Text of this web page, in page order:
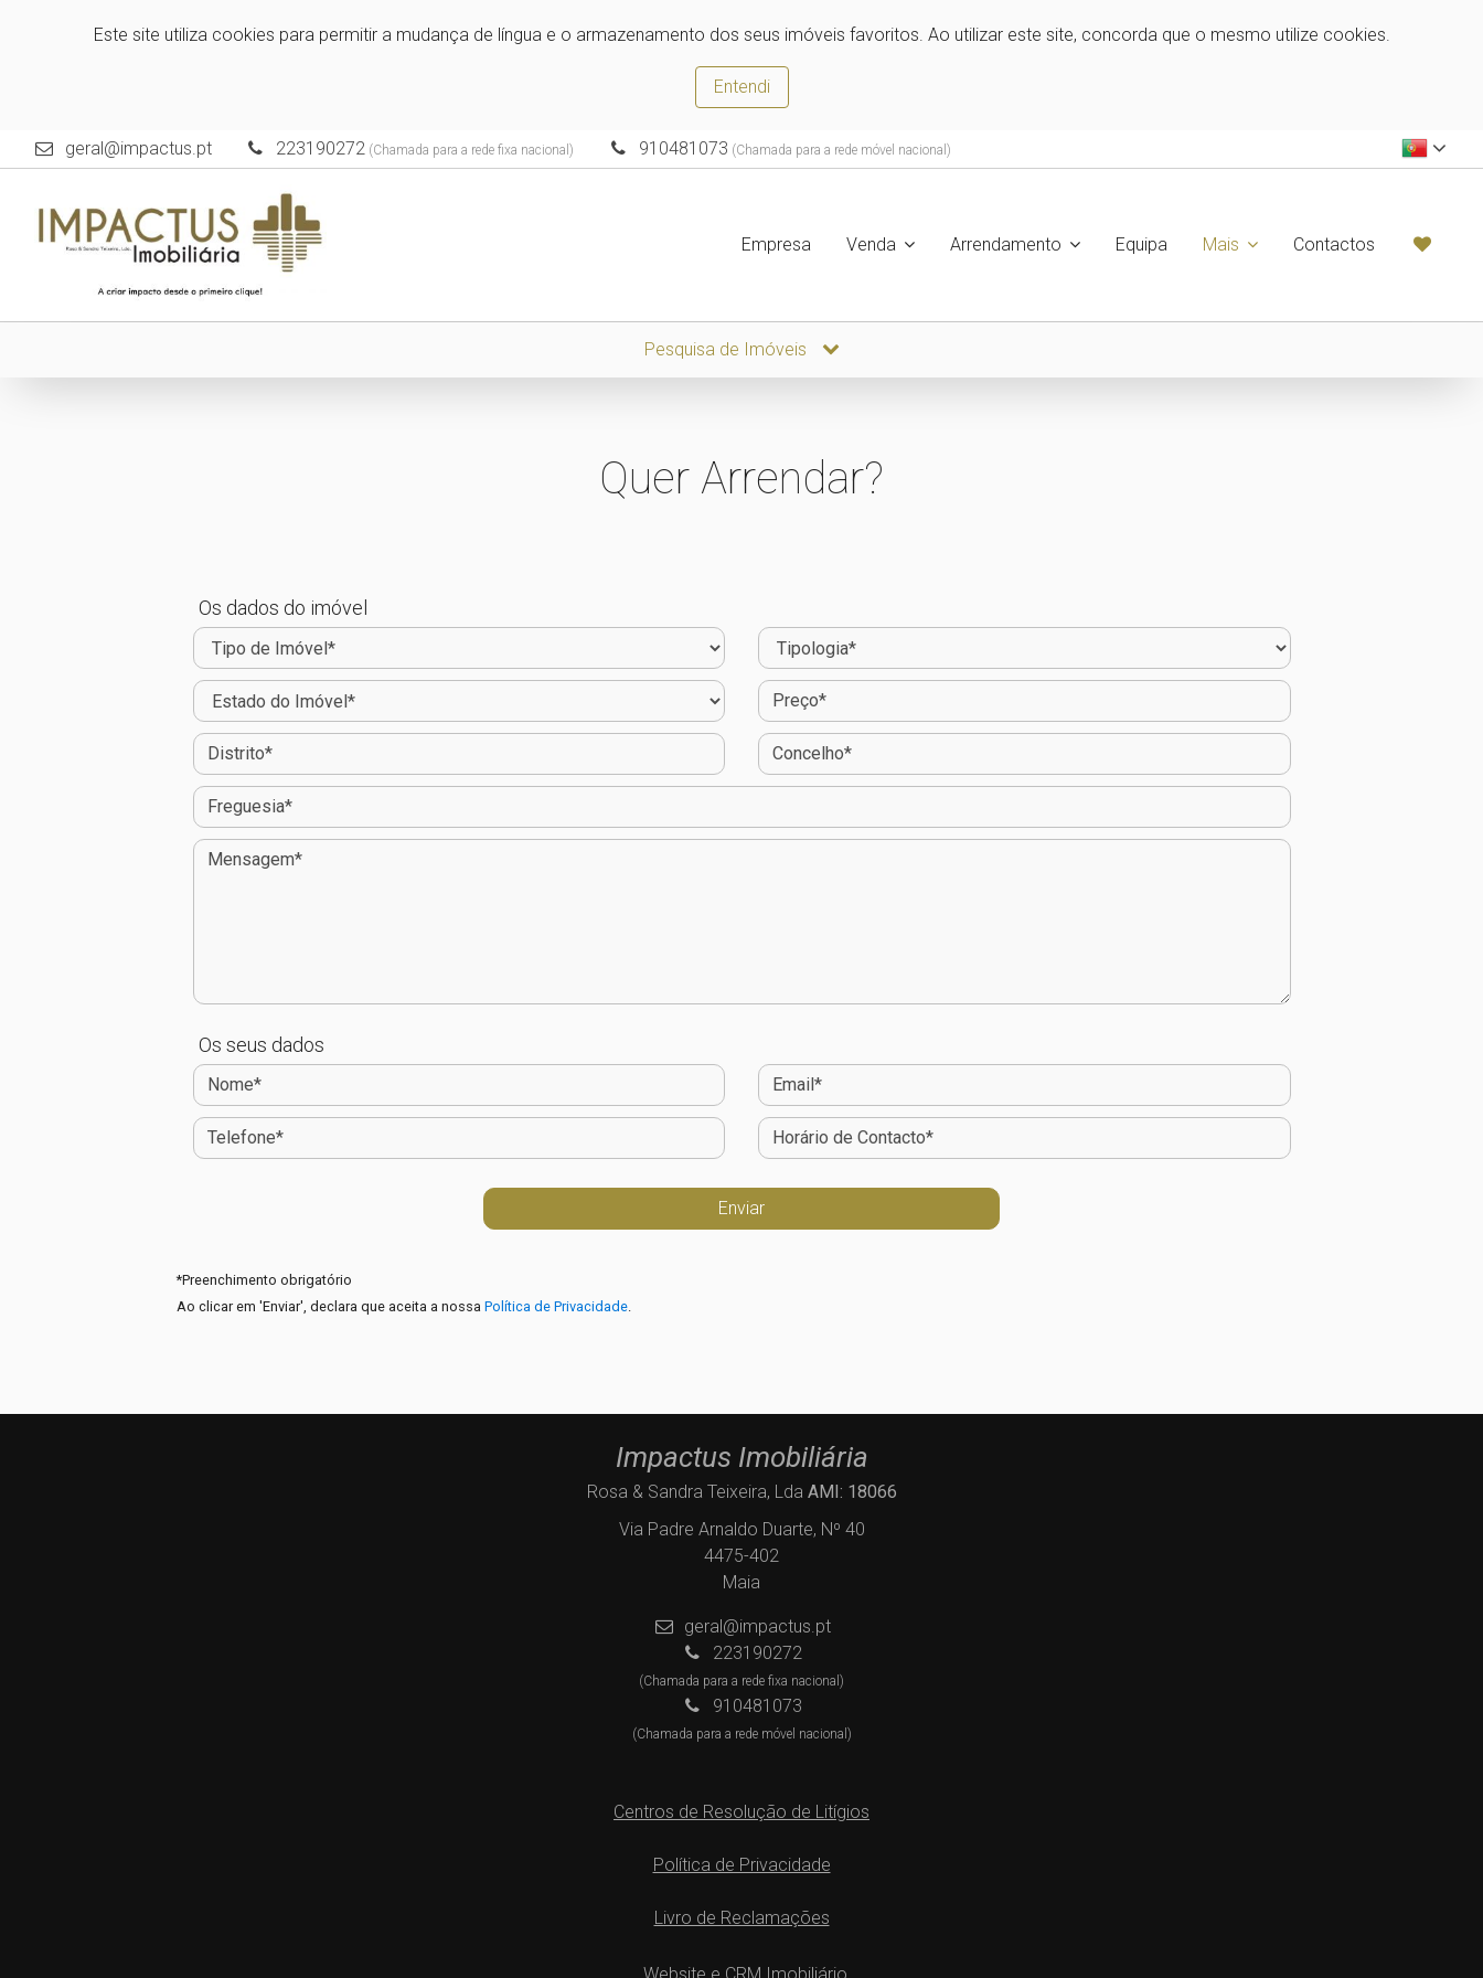
Este site utiliza cookies para permitir a mudança de língua e o armazenamento dos seus imóveis favoritos. Ao utilizar este site, concorda que o mesmo utilize cookies.
Entendi
geral@impactus.pt 223190272 (Chamada para a rede fixa nacional) 910481073 (Chamada para a rede móvel nacional)
Empresa Venda Arrendamento Equipa Mais Contactos
Pesquisa de Imóveis
Quer Arrendar?
Os dados do imóvel
Os seus dados
*Preenchimento obrigatório
Ao clicar em 'Enviar', declara que aceita a nossa Política de Privacidade.
Impactus Imobiliária
Rosa & Sandra Teixeira, Lda AMI: 18066
Via Padre Arnaldo Duarte, Nº 40
4475-402
Maia
geral@impactus.pt
223190272
(Chamada para a rede fixa nacional)
910481073
(Chamada para a rede móvel nacional)
Centros de Resolução de Litígios
Política de Privacidade
Livro de Reclamações